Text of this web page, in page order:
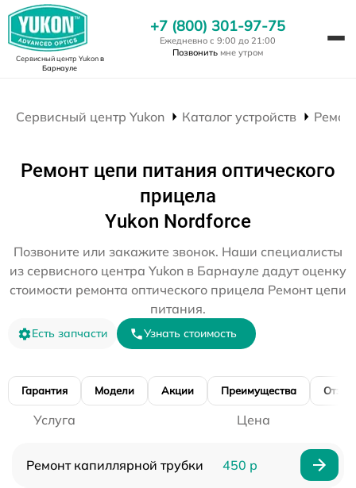
Сервисный центр Yukonв
Барнауле
+7 (800) 301-97-75
Ежедневно с 9:00 до 21:00
Позвонить мне утром
Сервисный центр Yukon Каталог устройств
Ремонт цепи питания оптического
прицела
Yukon Nordforce
Позвоните или закажите звонок. Наши специалисты
из сервисного центра Yukon в Барнауле дадут оценку
стоимости ремонта оптического прицела Ремонт цепи
питания.
Есть запчасти Узнать стоимость
Гарантия Модели Акции Преимущества
Услуга Цена
Ремонт капиллярной трубки 450 р